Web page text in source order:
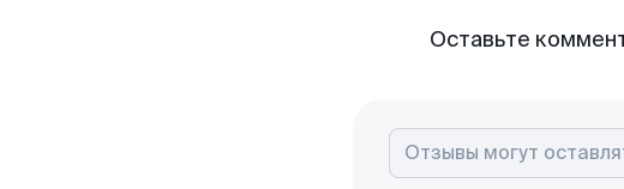
Оставьте